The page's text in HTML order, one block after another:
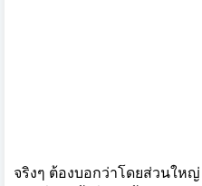
จริงๆ ต้องบอกว่าโดยส่วนให